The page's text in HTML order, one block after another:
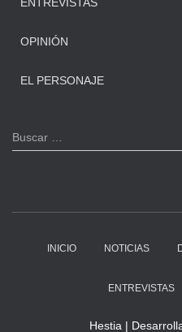
OPINIÓN
EL PERSONAJE
B
u
Buscar …
INICIO NOTICIAS
ENTREVISTAS
Hestia |